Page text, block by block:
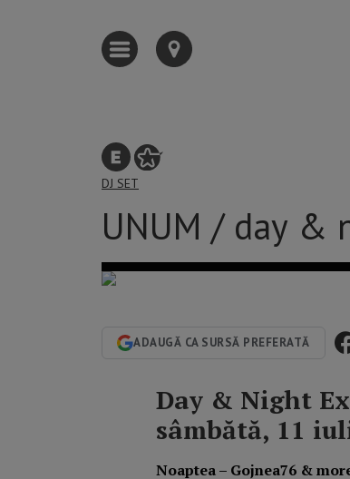
DJ SET
UNUM / day &
ADAUGĂ CA SURSĂ PREFERATĂ
Day & Night
sâmbătă, 11
Noaptea – Gojnea76 &